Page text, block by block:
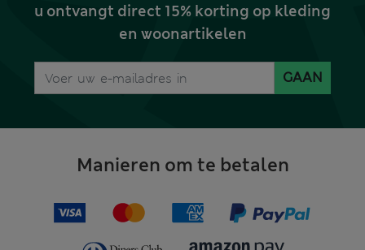
u ontvangt direct 15% korting op kleding
en woonartikelen
GAAN
Manieren om te betalen